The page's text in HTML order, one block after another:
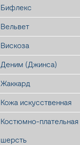
Бифлекс
Вельвет
Вискоза
Деним (Джинса)
Жаккард
Кожа искусственная
Костюмно-плательная
шерсть